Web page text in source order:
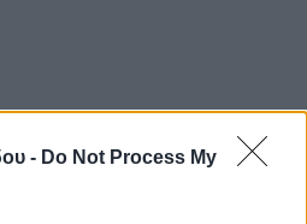
- Do Not Process My